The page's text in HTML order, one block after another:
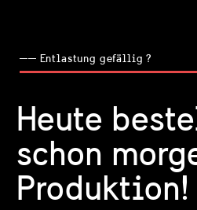
── Entlastung gefällig ?
Heute
schon
Produktion!